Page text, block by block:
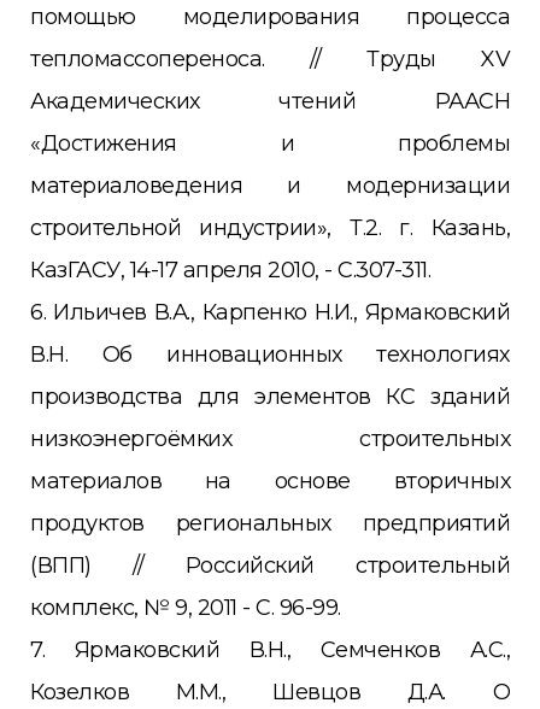
помощью моделирования процесса
тепломассопереноса. // Труды XV
Академических чтений РААСН
«Достижения и проблемы
материаловедения и модернизации
строительной индустрии», Т.2. г. Казань,
КазГАСУ, 14-17 апреля 2010, - С.307-311.
6. Ильичев В.А., Карпенко Н.И., Ярмаковский
В.Н. Об инновационных технологиях
производства для элементов КС зданий
низкоэнергоёмких строительных
материалов на основе вторичных
продуктов региональных предприятий
(ВПП) // Российский строительный
комплекс, № 9, 2011 - С. 96-99.
7. Ярмаковский В.Н., Семченков А.С.,
Козелков М.М., Шевцов Д.А. О